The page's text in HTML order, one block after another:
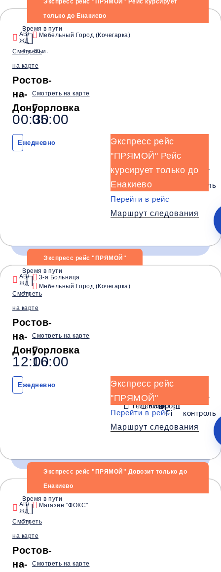
Время и место отправления / прибытия:
00:30
(АВ/ЖД)
Комфорт
Телевизор Комфорт
Климат контроль
Багаж
1 сумка бесплатно
Дополнительный багаж - 250Р
Экспресс рейс "ПРЯМОЙ" Рейс курсирует
только до Енакиево
АВ/
ЖД
Смотреть
на карте
Ростов-
на-
Дону
00:30
Время в пути
4 ч. 30 м.
Мебельный Город (Кочегарка)
Смотреть на карте
Горловка
05:00
Ежедневно
Телевизор
Wi-
Климат
контроль
Экспресс рейс
"ПРЯМОЙ" Рейс
курсирует только до
Енакиево
Перейти в рейс
Маршрут следования
Время и место отправления / прибытия:
00:30
(АВ/ЖД)
Комфорт
Телевизор
Климат контроль
Багаж
1 сумка бесплатно
Дополнительный багаж - 250Р
Экспресс рейс "ПРЯМОЙ"
АВ/
ЖД
Смотреть
на карте
Ростов-
на-
Дону
12:00
Время в пути
4 ч.
3-я Больница
Мебельный Город (Кочегарка)
Смотреть на карте
Горловка
16:00
Ежедневно
Телевизор
Комфорт
Fi
Климат
контроль
Экспресс рейс
"ПРЯМОЙ"
Перейти в рейс
Маршрут следования
Время и место отправления / прибытия:
12:00
(АВ/ЖД)
Комфорт
Экспресс рейс "ПРЯМОЙ" Довозит только до
Енакиево
АВ/
ЖД
Смотреть
на карте
Ростов-
на-
Время в пути
5 ч.
Магазин "ФОКС"
Смотреть на карте